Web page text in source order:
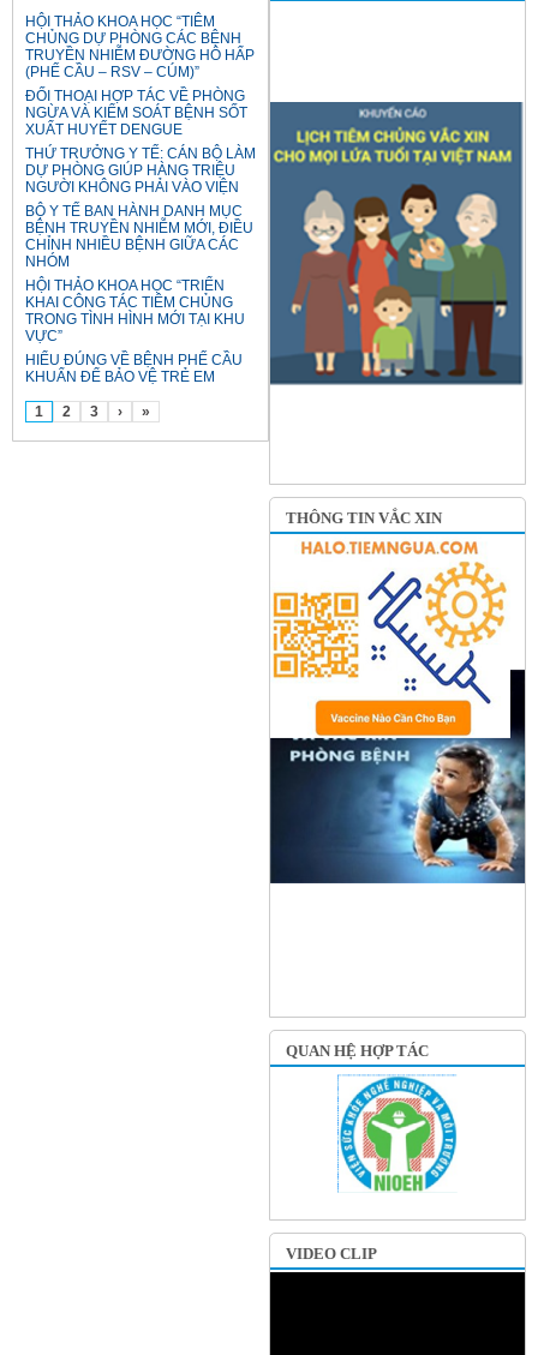
HỘI THẢO KHOA HỌC “TIÊM
CHỦNG DỰ PHÒNG CÁC BỆNH
TRUYỀN NHIỄM ĐƯỜNG HÔ HẤP
(PHẾ CẦU – RSV – CÚM)”
ĐỐI THOẠI HỢP TÁC VỀ PHÒNG
NGỪA VÀ KIỂM SOÁT BỆNH SỐT
XUẤT HUYẾT DENGUE
THỨ TRƯỞNG Y TẾ: CÁN BỘ LÀM
DỰ PHÒNG GIÚP HÀNG TRIỆU
NGƯỜI KHÔNG PHẢI VÀO VIỆN
BỘ Y TẾ BAN HÀNH DANH MỤC
BỆNH TRUYỀN NHIỄM MỚI, ĐIỀU
CHỈNH NHIỀU BỆNH GIỮA CÁC
NHÓM
HỘI THẢO KHOA HỌC “TRIỂN
KHAI CÔNG TÁC TIÊM CHỦNG
TRONG TÌNH HÌNH MỚI TẠI KHU
VỰC”
HIỂU ĐÚNG VỀ BỆNH PHẾ CẦU
KHUẨN ĐỂ BẢO VỆ TRẺ EM
1 2 3 › »
THÔNG TIN VẮC XIN
QUAN HỆ HỢP TÁC
VIDEO CLIP